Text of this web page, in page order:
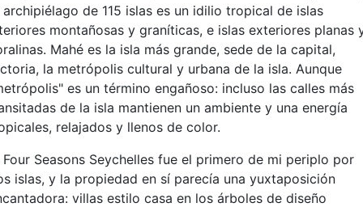
archipiélago de 115 islas es un idilio tropical de islas
montañosas y graníticas, e islas exteriores planas
Mahé es la isla más grande, sede de la capital,
la metrópolis cultural y urbana de la isla. Aunque
es un término engañoso: incluso las calles más
de la isla mantienen un ambiente y una energía
relajados y llenos de color.
Four Seasons Seychelles fue el primero de mi periplo por
islas, y la propiedad en sí parecía una yuxtaposición
villas estilo casa en los árboles de diseño